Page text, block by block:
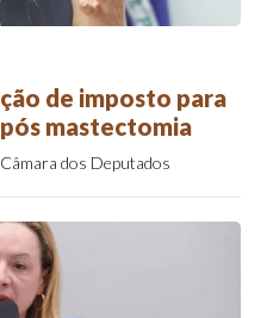
de imposto para
mastectomia
dos Deputados